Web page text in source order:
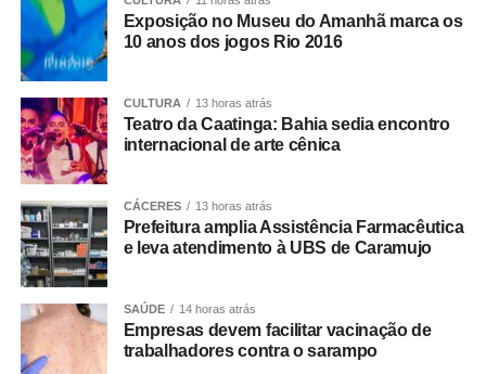
COMENTE ABAIXO:
WhatsApp
Facebook
Twitter
Messenger
LinkedIn
Exposição no Museu do Amanhã marca os
10 anos dos jogos Rio 2016
CULTURA 13 horas atrás
Teatro da Caatinga: Bahia sedia encontro
internacional de arte cênica
CÁCERES 13 horas atrás
Prefeitura amplia Assistência Farmacêutica
e leva atendimento à UBS de Caramujo
SAÚDE 14 horas atrás
Empresas devem facilitar vacinação de
trabalhadores contra o sarampo